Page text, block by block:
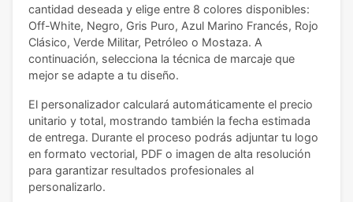
cantidad deseada y elige entre 8 colores disponibles:
Off-White, Negro, Gris Puro, Azul Marino Francés, Rojo
Clásico, Verde Militar, Petróleo o Mostaza. A
continuación, selecciona la técnica de marcaje que
mejor se adapte a tu diseño.
El personalizador calculará automáticamente el precio
unitario y total, mostrando también la fecha estimada
de entrega. Durante el proceso podrás adjuntar tu logo
en formato vectorial, PDF o imagen de alta resolución
para garantizar resultados profesionales al
personalizarlo.